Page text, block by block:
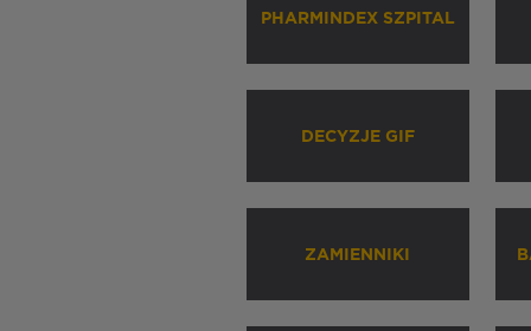
PHARMINDEX SZPITAL
DECYZJE GIF
ZAMIENNIKI